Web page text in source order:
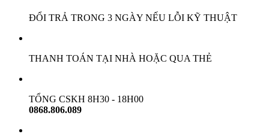
ĐỔI TRẢ TRONG 3 NGÀY NẾU LỖI KỸ THUẬT
THANH TOÁN TẠI NHÀ HOẶC QUA THẺ
TỔNG CSKH 8H30 - 18H00
0868.806.089